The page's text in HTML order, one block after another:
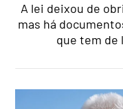
A lei deixou de
mas há
que tem de